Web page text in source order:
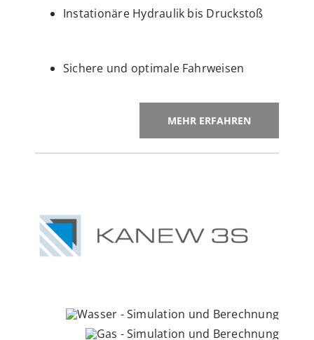
Instationäre Hydraulik bis Druckstoß
Sichere und optimale Fahrweisen
MEHR ERFAHREN